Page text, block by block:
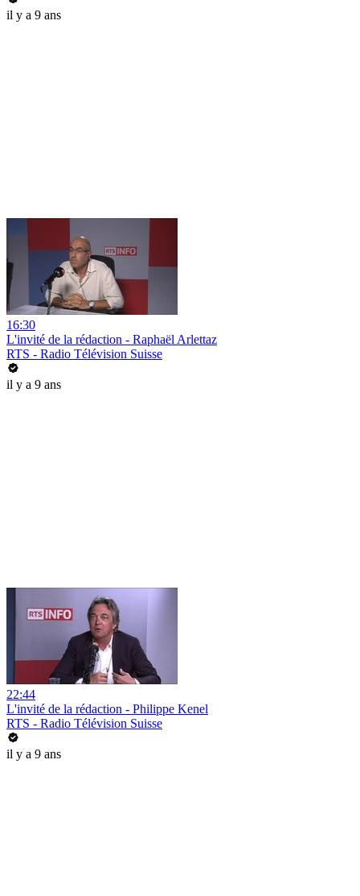
il y a 9 ans
16:30
L'invité de la rédaction - Raphaël Arlettaz
RTS - Radio Télévision Suisse
il y a 9 ans
22:44
L'invité de la rédaction - Philippe Kenel
RTS - Radio Télévision Suisse
il y a 9 ans